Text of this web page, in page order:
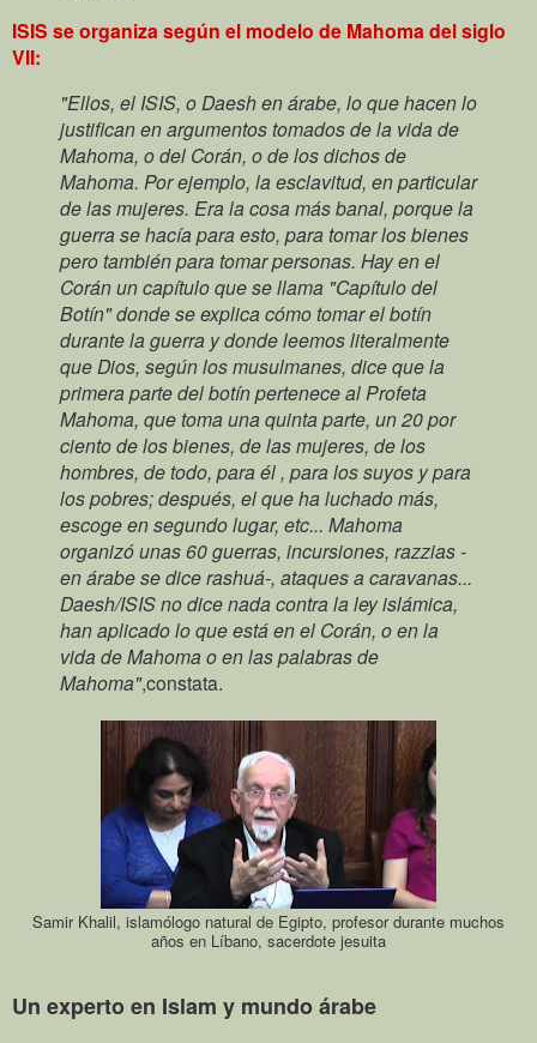
ISIS se organiza según el modelo de Mahoma del siglo
VII:
"Ellos, el ISIS, o Daesh en árabe, lo que hacen lo
justifican en argumentos tomados de la vida de
Mahoma, o del Corán, o de los dichos de
Mahoma. Por ejemplo, la esclavitud, en particular
de las mujeres. Era la cosa más banal, porque la
guerra se hacía para esto, para tomar los bienes
pero también para tomar personas. Hay en el
Corán un capítulo que se llama "Capítulo del
Botín" donde se explica cómo tomar el botín
durante la guerra y donde leemos literalmente
que Dios, según los musulmanes, dice que la
primera parte del botín pertenece al Profeta
Mahoma, que toma una quinta parte, un 20 por
ciento de los bienes, de las mujeres, de los
hombres, de todo, para él , para los suyos y para
los pobres; después, el que ha luchado más,
escoge en segundo lugar, etc... Mahoma
organizó unas 60 guerras, incursiones, razzias -
en árabe se dice rashuá-, ataques a caravanas...
Daesh/ISIS no dice nada contra la ley islámica,
han aplicado lo que está en el Corán, o en la
vida de Mahoma o en las palabras de
Mahoma",constata.
Samir Khalil, islamólogo natural de Egipto, profesor durante muchos
años en Líbano, sacerdote jesuita
Un experto en Islam y mundo árabe